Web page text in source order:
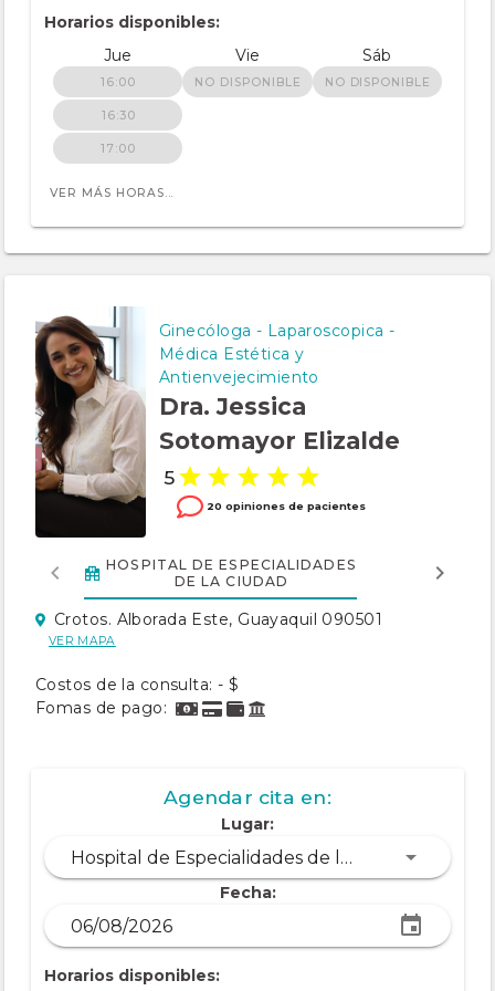
Horarios disponibles:
Jue
16:00
16:30
17:00
Vie
NO DISPONIBLE
Sáb
NO DISPONIBLE
VER MÁS HORAS...
Ginecóloga - Laparoscopica -
Médica Estética y
Antienvejecimiento
Dra. Jessica
Sotomayor Elizalde
5
20 opiniones de pacientes
HOSPITAL DE ESPECIALIDADES
DE LA CIUDAD
Crotos. Alborada Este, Guayaquil 090501
VER MAPA
Costos de la consulta: - $
Fomas de pago:
Agendar cita en:
Lugar:
Hospital de Especialidades de la Ciudad
Fecha:
Horarios disponibles: